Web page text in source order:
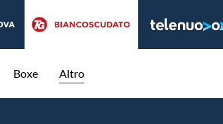
Boxe Altro